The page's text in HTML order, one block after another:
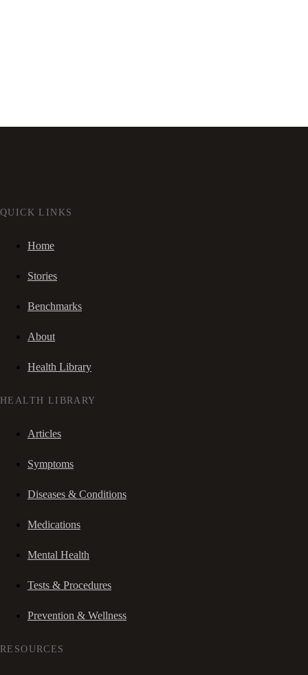
QUICK LINKS
Home
Stories
Benchmarks
About
Health Library
HEALTH LIBRARY
Articles
Symptoms
Diseases & Conditions
Medications
Mental Health
Tests & Procedures
Prevention & Wellness
RESOURCES